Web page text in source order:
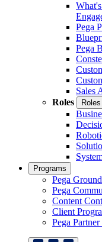
Pega
Pega
Sales
Roles
Roles
Programs
Pega
Pega
Content
Client
Pega Partner